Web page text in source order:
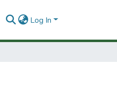
Log In